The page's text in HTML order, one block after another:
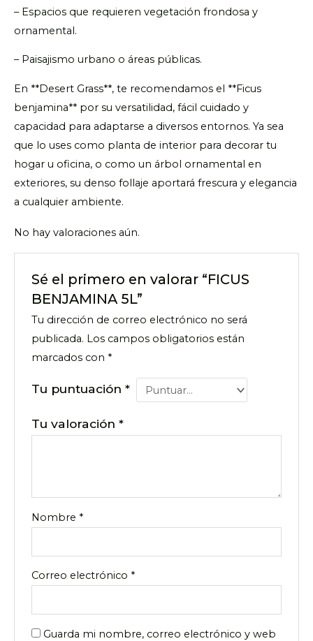
– Espacios que requieren vegetación frondosa y
ornamental.
– Paisajismo urbano o áreas públicas.
En **Desert Grass**, te recomendamos el **Ficus
benjamina** por su versatilidad, fácil cuidado y
capacidad para adaptarse a diversos entornos. Ya sea
que lo uses como planta de interior para decorar tu
hogar u oficina, o como un árbol ornamental en
exteriores, su denso follaje aportará frescura y elegancia
a cualquier ambiente.
No hay valoraciones aún.
Sé el primero en valorar “FICUS
BENJAMINA 5L”
Tu dirección de correo electrónico no será
publicada. Los campos obligatorios están
marcados con *
Tu puntuación*
Tu valoración*
Nombre *
Correo electrónico *
Guarda mi nombre, correo electrónico y web